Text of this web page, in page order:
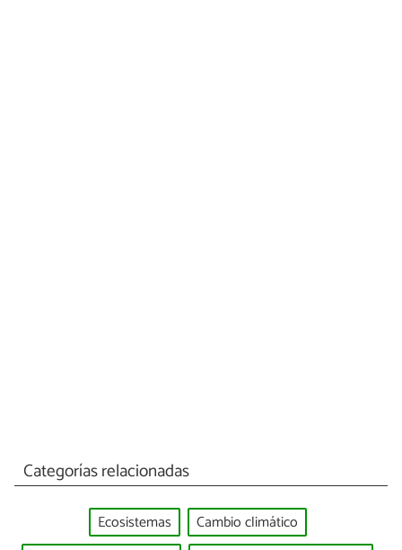
Categorías relacionadas
Ecosistemas
Cambio climático